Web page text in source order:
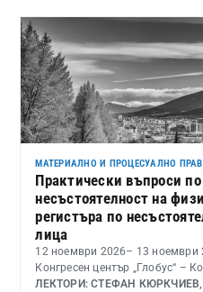
МАТЕРИАЛНО И ПРОЦЕСУАЛНО
Практически въпроси
несъстоятелност на
регистъра по
лица
12 ноември 2026– 13 ноември
Конгресен център „Глобус“ –
ЛЕКТОРИ: СТЕФАН